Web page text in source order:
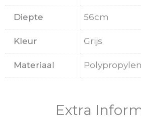
Diepte 56cm
Kleur Grijs
Materiaal
Extra